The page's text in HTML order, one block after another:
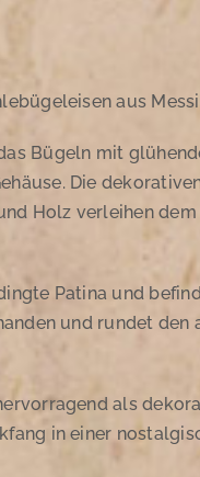
aus
Bügeln mit
Die
Holz verleihen
Patina und
und rundet
als
in einer